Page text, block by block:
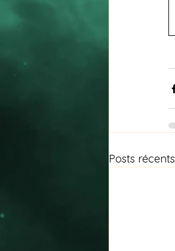
Posts récents